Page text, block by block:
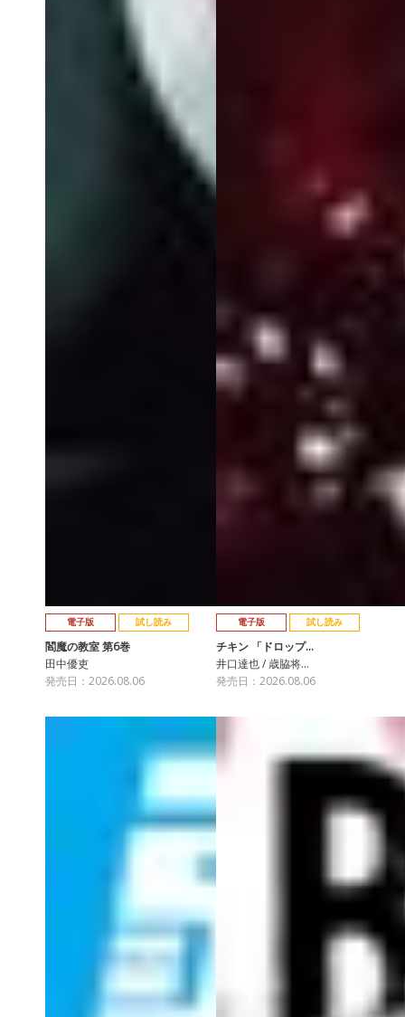
電子版 試し読み
閻魔の教室 第6巻
田中優吏
発売日：2026.08.06
電子版 試し読み
チキン 「ドロップ…
井口達也 / 歳脇将…
発売日：2026.08.06